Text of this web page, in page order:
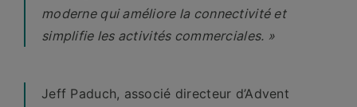
moderne qui améliore la connectivité et
simplifie les activités commerciales. »
Jeff Paduch, associé directeur d’Advent